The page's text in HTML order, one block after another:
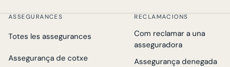
ASSEGURANCES
Totes les assegurances
Assegurança de cotxe
RECLAMACIONS
Com reclamar a una
asseguradora
Assegurança denegada